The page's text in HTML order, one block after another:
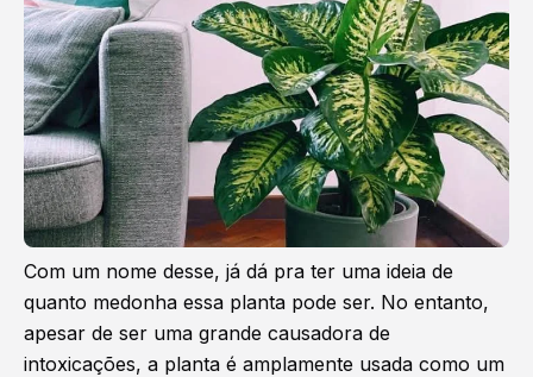
Com um nome desse, já dá pra ter uma ideia de
quanto medonha essa planta pode ser. No entanto,
apesar de ser uma grande causadora de
intoxicações, a planta é amplamente usada como um